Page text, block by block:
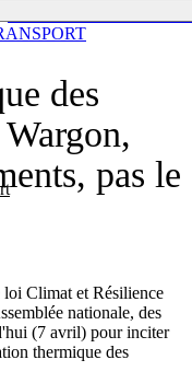
des
pas le
Climat et Résilience
nationale, des
(7 avril) pour inciter
thermique des